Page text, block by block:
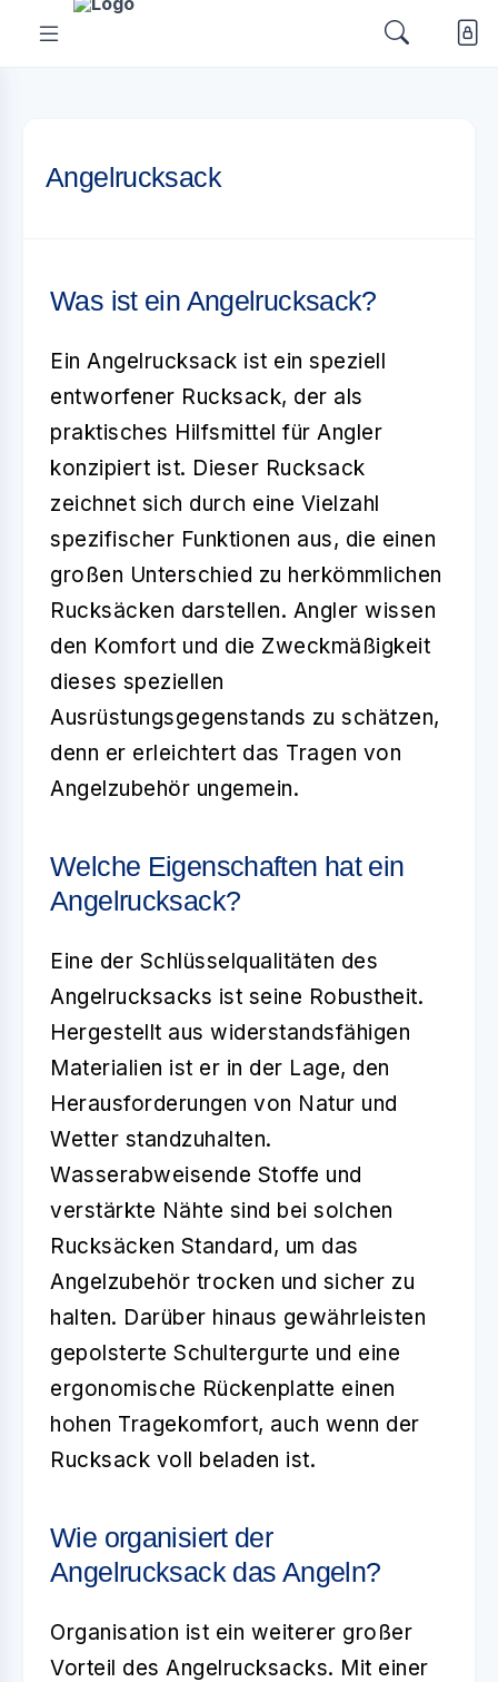
Angelrucksack
Was ist ein Angelrucksack?
Ein Angelrucksack ist ein speziell
entworfener Rucksack, der als
praktisches Hilfsmittel für Angler
konzipiert ist. Dieser Rucksack
zeichnet sich durch eine Vielzahl
spezifischer Funktionen aus, die einen
großen Unterschied zu herkömmlichen
Rucksäcken darstellen. Angler wissen
den Komfort und die Zweckmäßigkeit
dieses speziellen
Ausrüstungsgegenstands zu schätzen,
denn er erleichtert das Tragen von
Angelzubehör ungemein.
Welche Eigenschaften hat ein
Angelrucksack?
Eine der Schlüsselqualitäten des
Angelrucksacks ist seine Robustheit.
Hergestellt aus widerstandsfähigen
Materialien ist er in der Lage, den
Herausforderungen von Natur und
Wetter standzuhalten.
Wasserabweisende Stoffe und
verstärkte Nähte sind bei solchen
Rucksäcken Standard, um das
Angelzubehör trocken und sicher zu
halten. Darüber hinaus gewährleisten
gepolsterte Schultergurte und eine
ergonomische Rückenplatte einen
hohen Tragekomfort, auch wenn der
Rucksack voll beladen ist.
Wie organisiert der
Angelrucksack das Angeln?
Organisation ist ein weiterer großer
Vorteil des Angelrucksacks. Mit einer